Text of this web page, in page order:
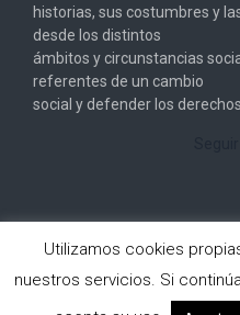
historias, sus costumbres y
desde los distintos
ámbitos y circunstancias
referentes de un cambio
social y defender los
Copyright © 2026
Utilizamos cookies
nuestros servicios. Si